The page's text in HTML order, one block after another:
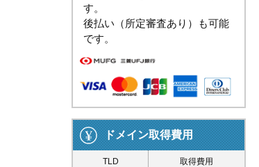
す。
後払い（所定審査あり）も可能
です。
ドメイン取得費用
TLD 取得費用